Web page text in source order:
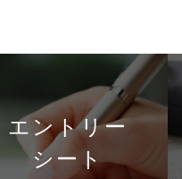
エントリー
シート